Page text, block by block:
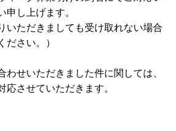
申し上げます。
いただきましても受け取れない場合
ださい。）
わせいただきました件に関しては、
応させていただきます。